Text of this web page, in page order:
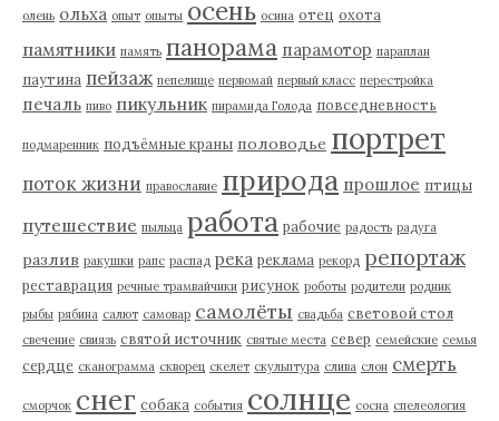
олень ольха опыт опыты осень осина отец охота
памятники память панорама парамотор параплан
паутина пейзаж пепелище первомай первый класс перестройка
печаль пиво пикульник пирамида Голода повседневность
подмаренник подъёмные краны половодье портрет
поток жизни православие природа прошлое птицы
путешествие пыльца работа рабочие радость радуга
разлив ракушки рапс распад река реклама рекорд репортаж
реставрация речные трамвайчики рисунок роботы родители родник
рыбы рябина салют самовар самолёты свадьба световой стол
свечение свиязь святой источник святые места север семейские семья
сердце сканограмма скворец скелет скульптура слива слон смерть
сморчок снег собака события солнце сосна спелеология